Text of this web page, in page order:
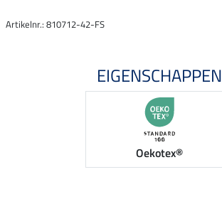
Artikelnr.: 810712-42-FS
EIGENSCHAPPEN
Oekotex®